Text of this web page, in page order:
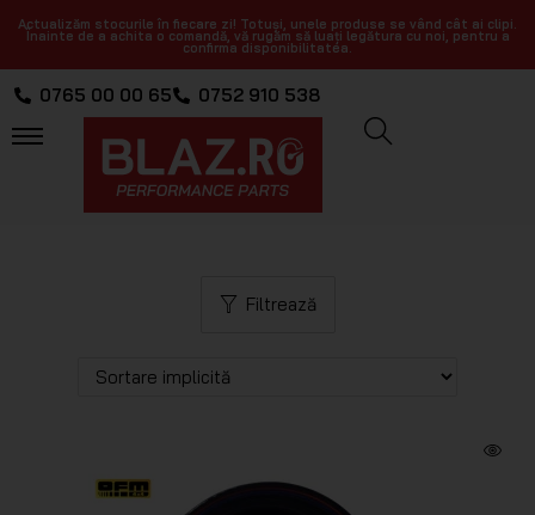
Actualizăm stocurile în fiecare zi! Totuși, unele produse se vând cât ai clipi.
Înainte de a achita o comandă, vă rugăm să luați legătura cu noi, pentru a
confirma disponibilitatea.
0765 00 00 65 0752 910 538
Filtrează